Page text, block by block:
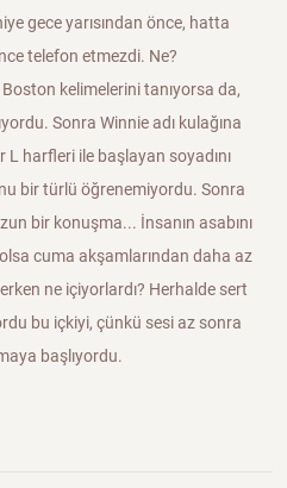
gece yarısından önce, hatta
telefon etmezdi. Ne?
Boston kelimelerini tanıyorsa da,
Sonra Winnie adı kulağına
L harfleri ile başlayan soyadını
bir türlü öğrenemiyordu. Sonra
bir konuşma... İnsanın asabını
cuma akşamlarından daha az
ne içiyorlardı? Herhalde sert
bu içkiyi, çünkü sesi az sonra
başlıyordu.